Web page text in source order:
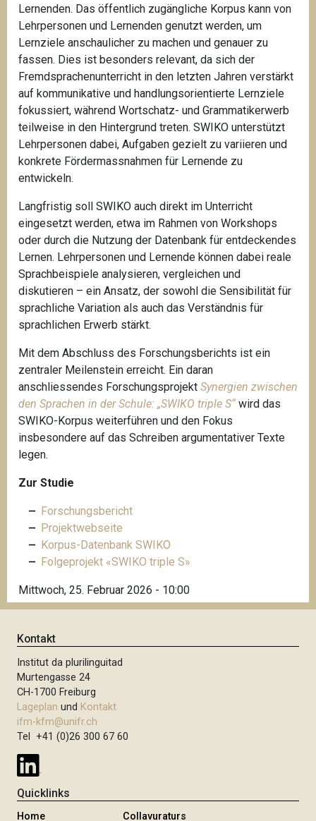
Lernenden. Das öffentlich zugängliche Korpus kann von
Lehrpersonen und Lernenden genutzt werden, um
Lernziele anschaulicher zu machen und genauer zu
fassen. Dies ist besonders relevant, da sich der
Fremdsprachenunterricht in den letzten Jahren verstärkt
auf kommunikative und handlungsorientierte Lernziele
fokussiert, während Wortschatz- und Grammatikerwerb
teilweise in den Hintergrund treten. SWIKO unterstützt
Lehrpersonen dabei, Aufgaben gezielt zu variieren und
konkrete Fördermassnahmen für Lernende zu
entwickeln.
Langfristig soll SWIKO auch direkt im Unterricht
eingesetzt werden, etwa im Rahmen von Workshops
oder durch die Nutzung der Datenbank für entdeckendes
Lernen. Lehrpersonen und Lernende können dabei reale
Sprachbeispiele analysieren, vergleichen und
diskutieren – ein Ansatz, der sowohl die Sensibilität für
sprachliche Variation als auch das Verständnis für
sprachlichen Erwerb stärkt.
Mit dem Abschluss des Forschungsberichts ist ein
zentraler Meilenstein erreicht. Ein daran
anschliessendes Forschungsprojekt Synergien zwischen
den Sprachen in der Schule: „SWIKO triple S“ wird das
SWIKO-Korpus weiterführen und den Fokus
insbesondere auf das Schreiben argumentativer Texte
legen.
Zur Studie
Forschungsbericht
Projektwebseite
Korpus-Datenbank SWIKO
Folgeprojekt «SWIKO triple S»
Mittwoch, 25. Februar 2026 - 10:00
Kontakt
Institut da plurilinguitad
Murtengasse 24
CH-1700 Freiburg
Lageplan und Kontakt
ifm-kfm@unifr.ch
Tel +41 (0)26 300 67 60
Quicklinks
Home Collavuraturs